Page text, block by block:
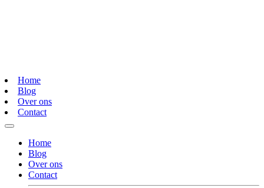
Home
Blog
Over ons
Contact
Home
Blog
Over ons
Contact